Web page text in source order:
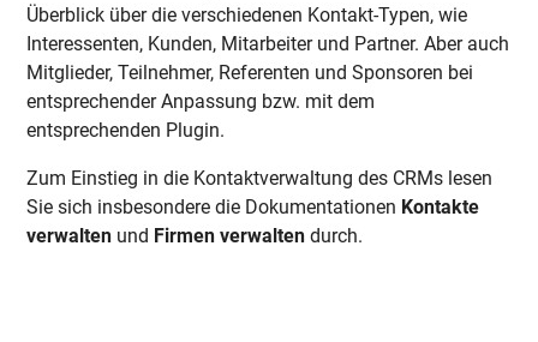
Überblick über die verschiedenen Kontakt-Typen, wie
Interessenten, Kunden, Mitarbeiter und Partner. Aber auch
Mitglieder, Teilnehmer, Referenten und Sponsoren bei
entsprechender Anpassung bzw. mit dem
entsprechenden Plugin.
Zum Einstieg in die Kontaktverwaltung des CRMs lesen
Sie sich insbesondere die Dokumentationen Kontakte
verwalten und Firmen verwalten durch.